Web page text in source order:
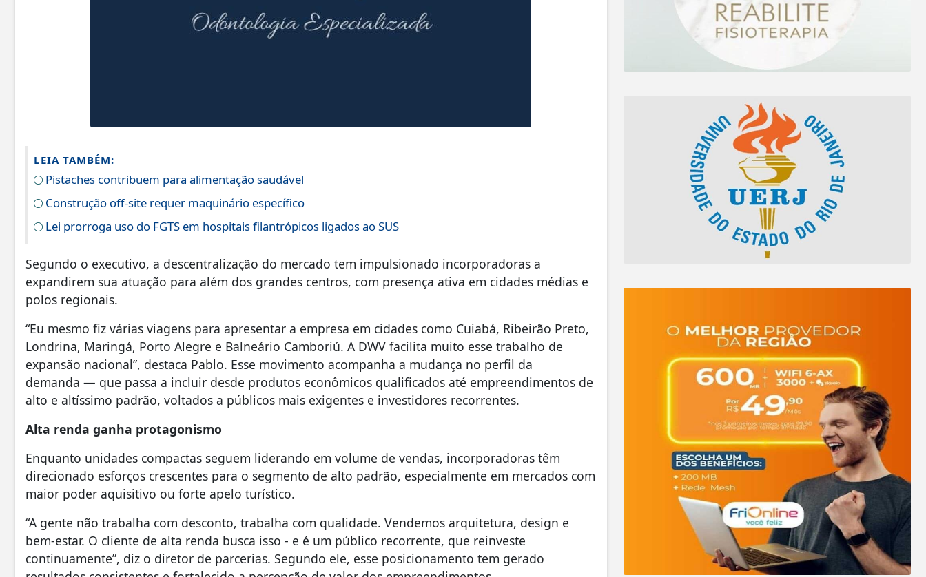
LEIA TAMBÉM:
Pistaches contribuem para alimentação saudável
Construção off-site requer maquinário específico
Lei prorroga uso do FGTS em hospitais filantrópicos ligados ao SUS
Segundo o executivo, a descentralização do mercado tem impulsionado incorporadoras a
expandirem sua atuação para além dos grandes centros, com presença ativa em cidades médias e
polos regionais.
“Eu mesmo fiz várias viagens para apresentar a empresa em cidades como Cuiabá, Ribeirão Preto,
Londrina, Maringá, Porto Alegre e Balneário Camboriú. A DWV facilita muito esse trabalho de
expansão nacional”, destaca Pablo. Esse movimento acompanha a mudança no perfil da
demanda — que passa a incluir desde produtos econômicos qualificados até empreendimentos de
alto e altíssimo padrão, voltados a públicos mais exigentes e investidores recorrentes.
Alta renda ganha protagonismo
Enquanto unidades compactas seguem liderando em volume de vendas, incorporadoras têm
direcionado esforços crescentes para o segmento de alto padrão, especialmente em mercados com
maior poder aquisitivo ou forte apelo turístico.
“A gente não trabalha com desconto, trabalha com qualidade. Vendemos arquitetura, design e
bem-estar. O cliente de alta renda busca isso - e é um público recorrente, que reinveste
continuamente”, diz o diretor de parcerias. Segundo ele, esse posicionamento tem gerado